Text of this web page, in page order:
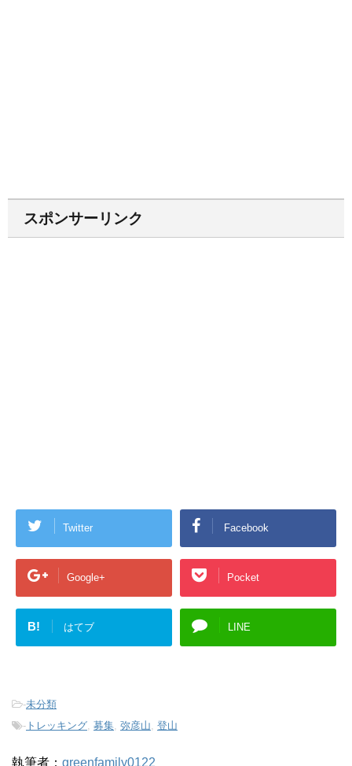
スポンサーリンク
Twitter Facebook
Google+ Pocket
B! はてブ LINE
-未分類
- トレッキング 募集 弥彦山 登山
執筆者： greenfamily0122